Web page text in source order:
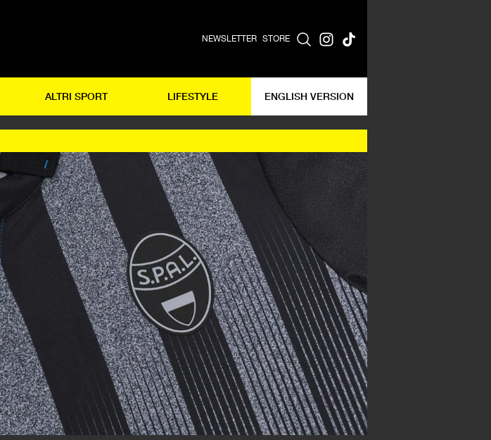
NEWSLETTER STORE
ALTRI SPORT LIFESTYLE ENGLISH VERSION